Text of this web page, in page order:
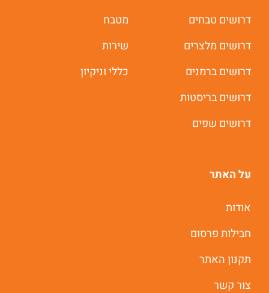
דרושים טבחים
דרושים מלצרים
דרושים ברמנים
דרושים בריסטות
דרושים שפים
מטבח
שירות
כללי וניקיון
על האתר
אודות
חבילות פרסום
תקנון האתר
צור קשר